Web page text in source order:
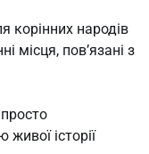
корінних народів
місця, пов’язані з
історії